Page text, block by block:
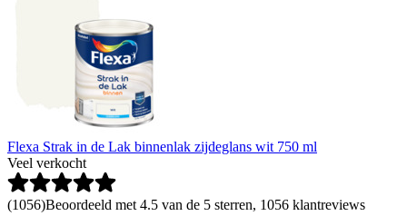
Flexa Strak in de Lak binnenlak zijdeglans wit 750 ml
Veel verkocht
(1056)Beoordeeld met 4.5 van de 5 sterren, 1056 klantreviews